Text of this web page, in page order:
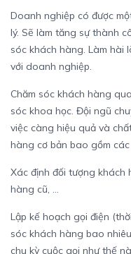
Doanh nghiệp có được
lý. Sẽ làm tăng sự thành
sóc khách hàng. Làm hài
với doanh nghiệp.
Chăm sóc khách hàng
sóc khoa học. Đội ngũ
việc càng hiệu quả và
hàng cơ bản bao gồm các
Xác định đối tượng khách
hàng cũ, …
Lập kế hoạch gọi điện
sóc khách hàng bao
chu kỳ cuộc gọi như thế